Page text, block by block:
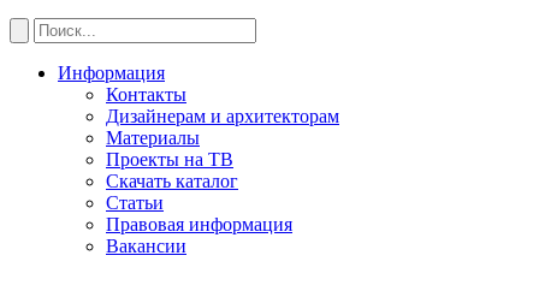
Информация
Контакты
Дизайнерам и архитекторам
Материалы
Проекты на ТВ
Скачать каталог
Статьи
Правовая информация
Вакансии